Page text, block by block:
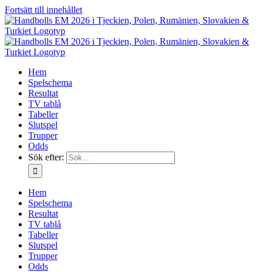
Fortsätt till innehållet
Hem
Spelschema
Resultat
TV tablå
Tabeller
Slutspel
Trupper
Odds
Sök efter:
Hem
Spelschema
Resultat
TV tablå
Tabeller
Slutspel
Trupper
Odds